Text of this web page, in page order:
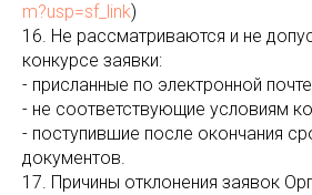
m?usp=sf_link)
16. Не рассматриваются и не
конкурсе заявки:
- присланные по электронной
- не соответствующие условиям
- поступившие после окончания
документов.
17. Причины отклонения заявок